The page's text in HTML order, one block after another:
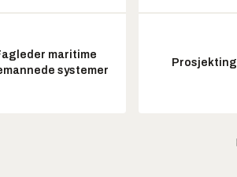
maritime
systemer